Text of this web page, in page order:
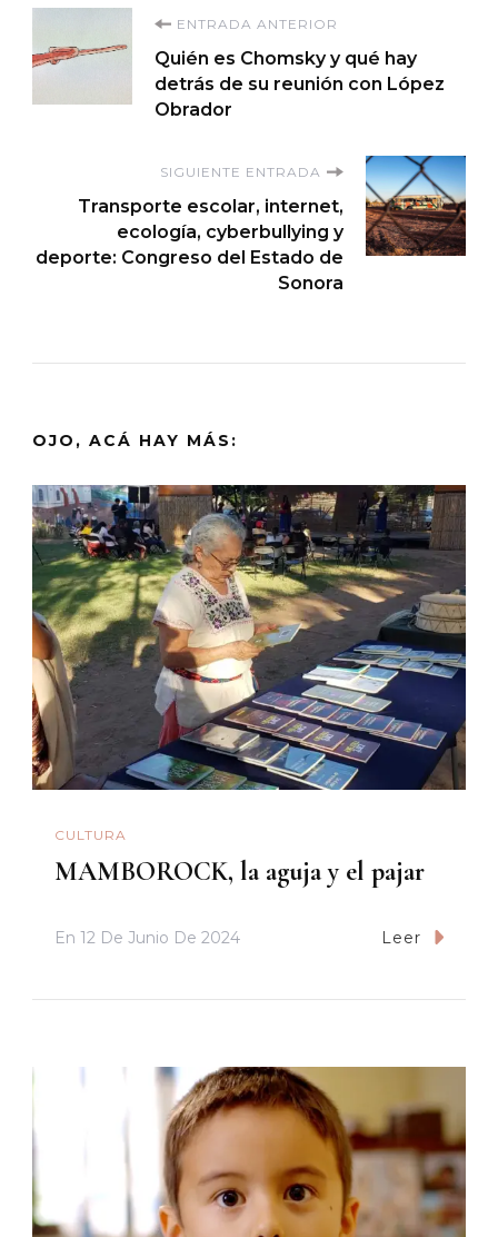
Navegación
de
ENTRADA ANTERIOR
Quién es Chomsky y qué hay
detrás de su reunión con López
Obrador
SIGUIENTE ENTRADA
Transporte escolar, internet,
ecología, cyberbullying y
deporte: Congreso del Estado de
Sonora
OJO, ACÁ HAY MÁS:
CULTURA
MAMBOROCK, la aguja y el pajar
En 12 De Junio De 2024 Leer